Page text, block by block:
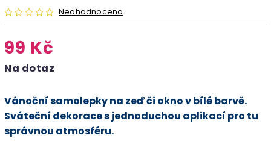
Neohodnoceno
99 Kč
Na dotaz
Vánoční samolepky na zeď či okno v bílé barvě.
Sváteční dekorace s jednoduchou aplikací pro tu
správnou atmosféru.